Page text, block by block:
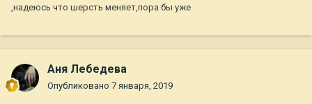
,надеюсь что шерсть меняет,пора бы уже
Аня Лебедева
Опубликовано 7 января, 2019